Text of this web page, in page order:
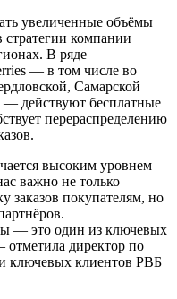
увеличенные объёмы
компании
В ряде
— в том числе во
Самарской
— действуют бесплатные
перераспределению
высоким уровнем
важно не только
заказов покупателям, но
— это один из ключевых
отметила директор по
ключевых клиентов РВБ